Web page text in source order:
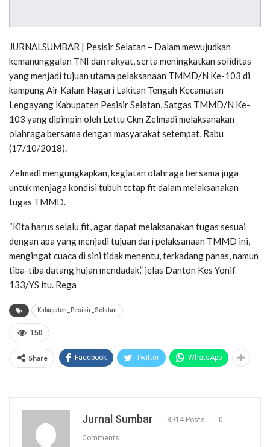
JURNALSUMBAR | Pesisir Selatan – Dalam mewujudkan
kemanunggalan TNI dan rakyat, serta meningkatkan soliditas
yang menjadi tujuan utama pelaksanaan TMMD/N Ke-103 di
kampung Air Kalam Nagari Lakitan Tengah Kecamatan
Lengayang Kabupaten Pesisir Selatan, Satgas TMMD/N Ke-
103 yang dipimpin oleh Lettu Ckm Zelmadi melaksanakan
olahraga bersama dengan masyarakat setempat, Rabu
(17/10/2018).
Zelmadi mengungkapkan, kegiatan olahraga bersama juga
untuk menjaga kondisi tubuh tetap fit dalam melaksanakan
tugas TMMD.
“Kita harus selalu fit, agar dapat melaksanakan tugas sesuai
dengan apa yang menjadi tujuan dari pelaksanaan TMMD ini,
mengingat cuaca di sini tidak menentu, terkadang panas, namun
tiba-tiba datang hujan mendadak,” jelas Danton Kes Yonif
133/YS itu. Rega
Kabupaten_Pesisir_Selatan
150
Share Facebook Twitter WhatsApp
Jurnal Sumbar 8914 Posts 0
Comments